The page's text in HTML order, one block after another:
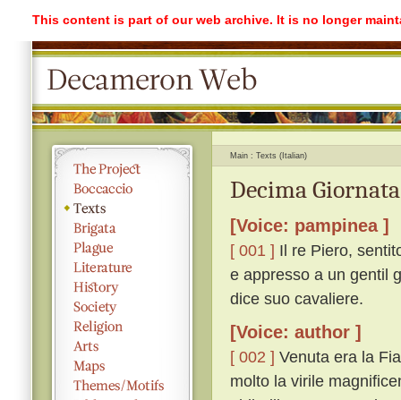
This content is part of our web archive. It is no longer
Main Texts (Italian)
Decima
[Voice: pampinea ]
[ 001 ] Il re Piero,
e appresso a un gentil
dice suo cavaliere.
[Voice: author ]
[ 002 ] Venuta era la
molto la virile